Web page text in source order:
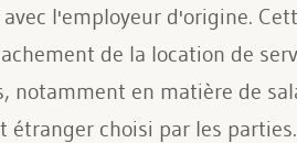
l'employeur d'origine.
de la location de
notamment en matière de
choisi par les parties.